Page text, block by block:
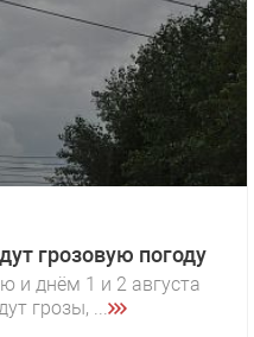
грозовую погоду
и днём 1 и 2 августа
грозы, ...